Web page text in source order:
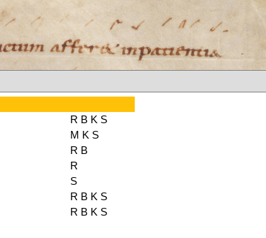
R B K S
M K S
R B
R
S
R B K S
R B K S